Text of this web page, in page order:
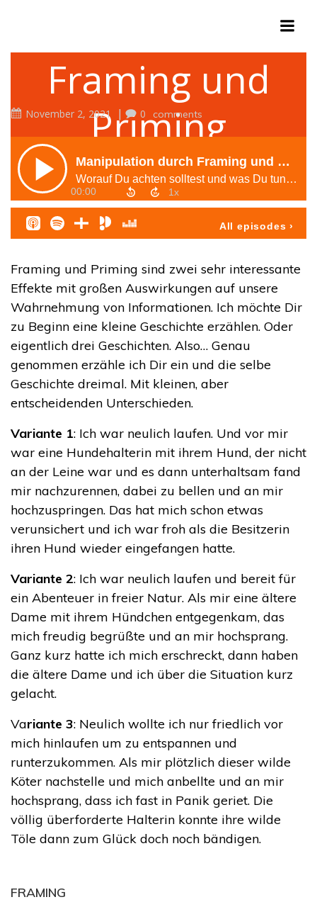
Framing und
Priming
November 2, 2021 | 0 comments
Framing und Priming sind zwei sehr interessante
Effekte mit großen Auswirkungen auf unsere
Wahrnehmung von Informationen. Ich möchte Dir
zu Beginn eine kleine Geschichte erzählen. Oder
eigentlich drei Geschichten. Also… Genau
genommen erzähle ich Dir ein und die selbe
Geschichte dreimal. Mit kleinen, aber
entscheidenden Unterschieden.
Variante 1: Ich war neulich laufen. Und vor mir
war eine Hundehalterin mit ihrem Hund, der nicht
an der Leine war und es dann unterhaltsam fand
mir nachzurennen, dabei zu bellen und an mir
hochzuspringen. Das hat mich schon etwas
verunsichert und ich war froh als die Besitzerin
ihren Hund wieder eingefangen hatte.
Variante 2: Ich war neulich laufen und bereit für
ein Abenteuer in freier Natur. Als mir eine ältere
Dame mit ihrem Hündchen entgegenkam, das
mich freudig begrüßte und an mir hochsprang.
Ganz kurz hatte ich mich erschreckt, dann haben
die ältere Dame und ich über die Situation kurz
gelacht.
Variante 3: Neulich wollte ich nur friedlich vor
mich hinlaufen um zu entspannen und
runterzukommen. Als mir plötzlich dieser wilde
Köter nachstelle und mich anbellte und an mir
hochsprang, dass ich fast in Panik geriet. Die
völlig überforderte Halterin konnte ihre wilde
Töle dann zum Glück doch noch bändigen.
FRAMING